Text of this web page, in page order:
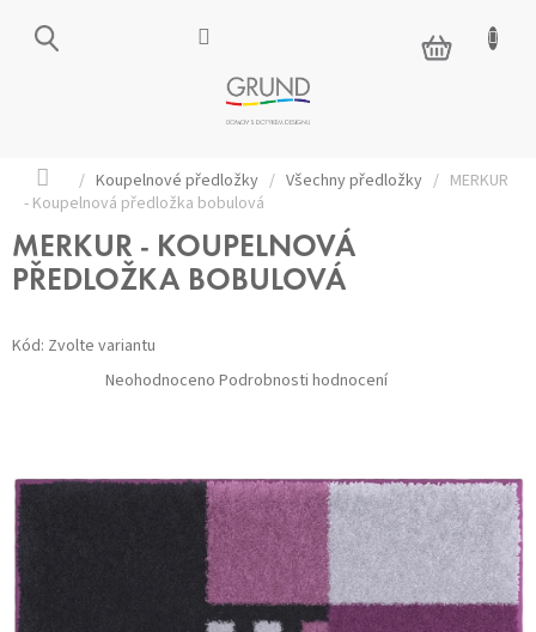
NÁKUPNÍ
KOŠÍK
Domů
/ Koupelnové předložky / Všechny předložky / MERKUR
- Koupelnová předložka bobulová
MERKUR - KOUPELNOVÁ
PŘEDLOŽKA BOBULOVÁ
Kód: Zvolte variantu
Průměrné
hodnocení
Neohodnoceno Podrobnosti hodnocení